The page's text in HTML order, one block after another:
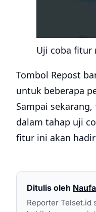
Uji coba fitur
Tombol Repost
untuk beberapa
Sampai
dalam tahap uji
fitur ini akan
Ditulis oleh
Reporter Telset.id